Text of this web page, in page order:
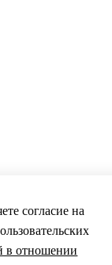
данных
согласие на
в отношении